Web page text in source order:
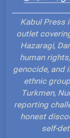
Kabul Press
outlet
Hazaragi,
human
genocide, and
ethnic
Turkmen,
reporting
honest
self-